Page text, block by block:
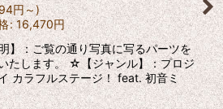
円～)
: 16,470円
】：ご覧の通り写真に写るパーツを
たします。 ☆【ジャンル】：プロジ
カラフルステージ！ feat. 初音ミ